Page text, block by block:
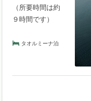
（所要時間は約
９時間です）
タオルミーナ泊